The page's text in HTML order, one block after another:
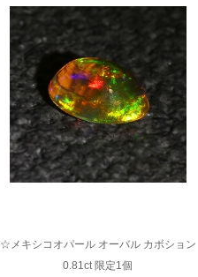
☆メキシコオパール オーバル カボション
0.81ct 限定1個